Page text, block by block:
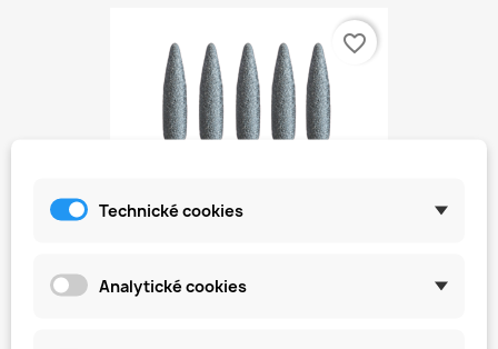
favorite_border
Technické cookies
Analytické cookies